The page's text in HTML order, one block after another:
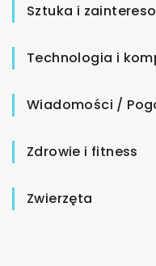
Sztuka i
Technologia i
Wiadomości /
Zdrowie i fitness
Zwierzęta